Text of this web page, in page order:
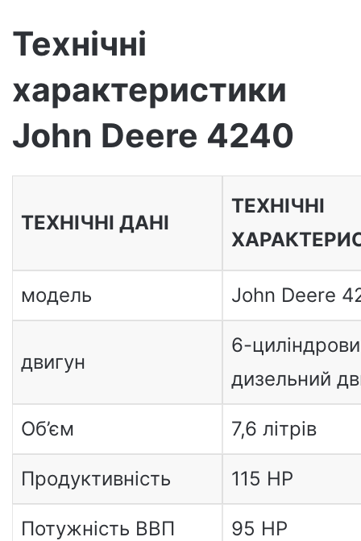
Технічні
характеристики
John Deere 4240
ТЕХНІЧНІ ДАНІ
ТЕХНІЧНІ
модель John Deere
двигун
6-
дизельний
Об’єм 7,6 літрів
Продуктивність 115 HP
Потужність ВВП 95 HP